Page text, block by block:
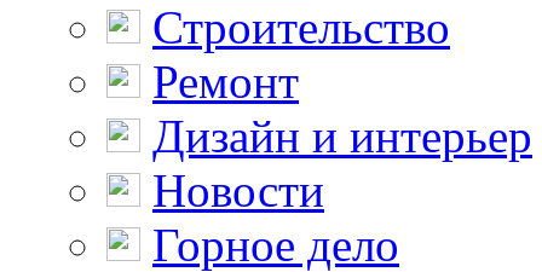
Строительство
Ремонт
Дизайн и интерьер
Новости
Горное дело